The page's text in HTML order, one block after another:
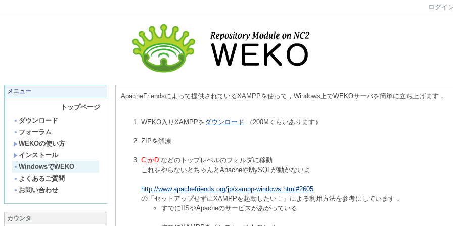
ログイ
メニュー
トップページ
ダウンロード
フォーラム
WEKOの使い方
インストール
WindowsでWEKO
よくあるご質問
お問い合わせ
カウンタ
ApacheFriendsによって提供されているXAMPPを使って，Windows上でWEKOサーバを簡単に立ち上げます．
WEKO入りXAMPPをダウンロード （200Mくらいあります）
ZIPを解凍
C:かD:などのトップレベルのフォルダに移動
これをやらないとちゃんとApacheやMySQLが動かないよ
http://www.apachefriends.org/jp/xampp-windows.html#2605
の「セットアップせずにXAMPPを起動したい！」による利用方法を参考にしています．
すでにIISやApacheのサービスがあがっている